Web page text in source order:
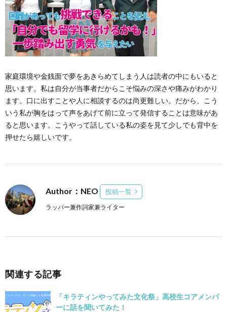
家庭環境や金銭面で夢をあきらめてしまう人は読者の中にもいると
思います。私は自分が当事者だからこそ悩みの深さや痛みがわかり
ます。口に出すことや人に相談するのは尚更難しい。だから、こう
いう私が胸をはって声をあげて前に立って発信することは意味があ
ると思います。こうやって話している私の姿を見て少しでも背中を
押せたら嬉しいです。
Author：NEO 投稿一覧
ラッパー兼作詞家兼ライター
関連する記事
「キラティンやってみた文化祭」高校生コアメンバ
ーに話を聞いてみた！